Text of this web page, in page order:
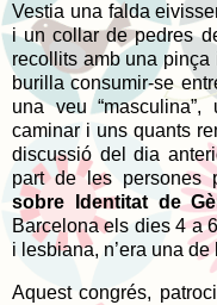
Vestia una falda
i un collar de pedres
recollits amb una
burilla consumir-se
una veu
caminar i uns quants
discussió del dia
part de les persones
sobre Identitat de
Barcelona els dies 4 a
i lesbiana, n’era una
Aquest congrés,